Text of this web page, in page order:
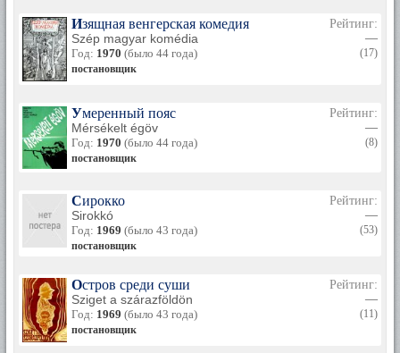
Изящная венгерская комедия
Szép magyar komédia
Год: 1970 (было 44 года)
постановщик
Рейтинг:
—
(17)
Умеренный пояс
Mérsékelt égöv
Год: 1970 (было 44 года)
постановщик
Рейтинг:
—
(8)
Сирокко
Sirokkó
Год: 1969 (было 43 года)
постановщик
Рейтинг:
—
(53)
Остров среди суши
Sziget a szárazföldön
Год: 1969 (было 43 года)
постановщик
Рейтинг:
—
(11)